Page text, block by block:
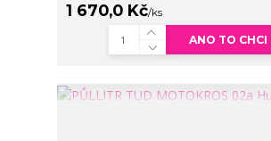
1 670,0 Kč/ks
ANO TO CHCI